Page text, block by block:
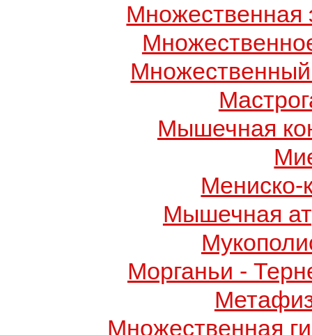
Множественная
Мышечная
Мениско-
Мышечная
Морганьи -
Множественная